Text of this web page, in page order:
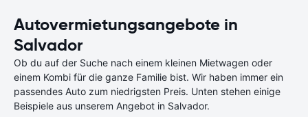
Autovermietungsangebote in
Salvador
Ob du auf der Suche nach einem kleinen Mietwagen oder
einem Kombi für die ganze Familie bist. Wir haben immer ein
passendes Auto zum niedrigsten Preis. Unten stehen einige
Beispiele aus unserem Angebot in Salvador.